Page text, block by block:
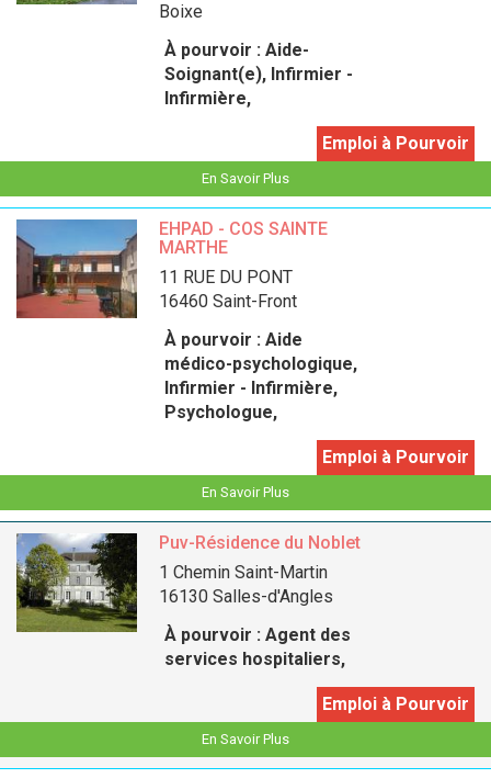
Boixe
À pourvoir : Aide-
Soignant(e), Infirmier -
Infirmière,
Emploi à Pourvoir
En Savoir Plus
EHPAD - COS SAINTE
MARTHE
11 RUE DU PONT
16460 Saint-Front
À pourvoir : Aide
médico-psychologique,
Infirmier - Infirmière,
Psychologue,
Emploi à Pourvoir
En Savoir Plus
Puv-Résidence du Noblet
1 Chemin Saint-Martin
16130 Salles-d'Angles
À pourvoir : Agent des
services hospitaliers,
Emploi à Pourvoir
En Savoir Plus